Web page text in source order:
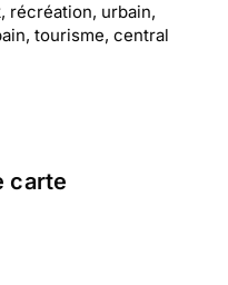
récréation, urbain,
tourisme, central
carte